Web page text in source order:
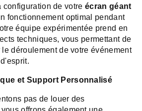
configuration de votreécran géant
fonctionnement optimal pendant
équipe expérimentée prend en
techniques, vous permettant de
déroulement de votre événement
et Support Personnalisé
pas de louer des